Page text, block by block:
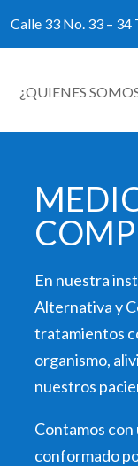
Calle 33 No. 33 –
¿QUIENES
En nuestra
Alternativa y
tratamientos
organismo,
nuestros
Contamos
conformado